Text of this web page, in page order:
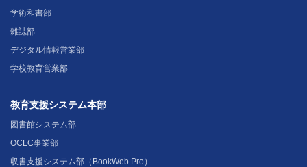
学術和書部
雑誌部
デジタル情報営業部
学校教育営業部
教育支援システム本部
図書館システム部
OCLC事業部
収書支援システム部（BookWeb Pro）